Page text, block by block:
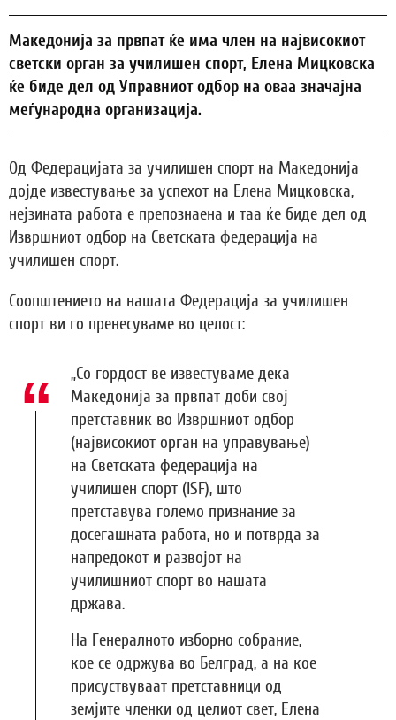
Македонија за првпат ќе има член на највисокиот
светски орган за училишен спорт, Елена Мицковска
ќе биде дел од Управниот одбор на оваа значајна
меѓународна организација.
Од Федерацијата за училишен спорт на Македонија
дојде известување за успехот на Елена Мицковска,
нејзината работа е препознаена и таа ќе биде дел од
Извршниот одбор на Светската федерација на
училишен спорт.
Соопштението на нашата Федерација за училишен
спорт ви го пренесуваме во целост:
„Со гордост ве известуваме дека
Македонија за првпат доби свој
претставник во Извршниот одбор
(највисокиот орган на управување)
на Светската федерација на
училишен спорт (ISF), што
претставува големо признание за
досегашната работа, но и потврда за
напредокот и развојот на
училишниот спорт во нашата
држава.
На Генералното изборно собрание,
кое се одржува во Белград, а на кое
присуствуваат претставници од
земјите членки од целиот свет, Елена